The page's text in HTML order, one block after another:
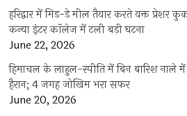
हरिद्वार में मिड-डे मील तैयार करते वक्त
कन्या इंटर कॉलेज में टली बड़ी घटना
June 22, 2026
हिमाचल के लाहुल-स्पीति में बिन बारिश नाले
हैरान; 4 जगह जोखिम भरा सफर
June 20, 2026